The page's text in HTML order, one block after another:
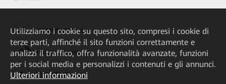
HUAWEI eKit App
Huawei HiKnow App
HUAWEI eFly App
Utilizziamo i cookie su questo sito, compresi i cookie di
terze parti, affinché il sito funzioni correttamente e
analizzi il traffico, offra funzionalità avanzate, funzioni
per i social media e personalizzi i contenuti e gli annunci.
Ulteriori informazioni